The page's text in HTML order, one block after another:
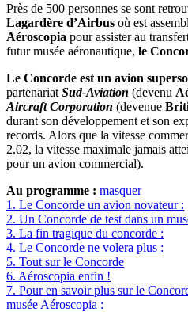
Près de 500 personnes se sont
Lagardère d’Airbus où est
Aéroscopia pour assister au
futur musée aéronautique, le
Le Concorde est un avion
partenariat Sud-Aviation (devenu
Aircraft Corporation (devenue
durant son développement et son
records. Alors que la vitesse
2.02, la vitesse maximale jamais
pour un avion commercial).
Au programme : masquer
1. Le Concorde un avion novateur :
2. Un Concorde de test dans un
3. La fin tragique du concorde :
4. Le Concorde ne volera plus :
5. Tout sur le Concorde
6. Aéroscopia enfin !
7. Pour en savoir plus sur le
musée Aéroscopia :